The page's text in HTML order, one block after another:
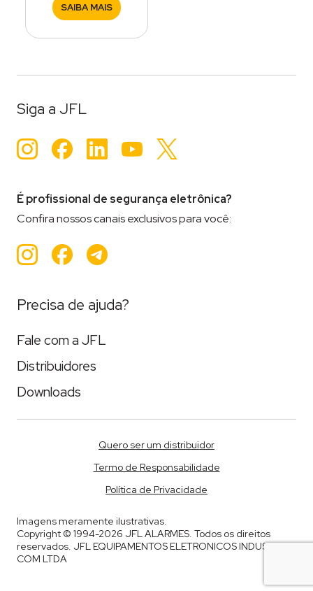
SAIBA MAIS
Siga a JFL
Instagram
Facebook
LinkedInYouTube
É profissional de segurança eletrônica?
Confira nossos canais exclusivos para você:
Instagram
Facebook
Teleram
Precisa de ajuda?
Fale com a JFL
Distribuidores
Downloads
Quero ser um distribuidor
Termo de Responsabilidade
Política de Privacidade
Imagens meramente ilustrativas.
Copyright © 1994-2026 JFL ALARMES. Todos os direitos
reservados. JFL EQUIPAMENTOS ELETRONICOS INDUSTRIA E
COM LTDA